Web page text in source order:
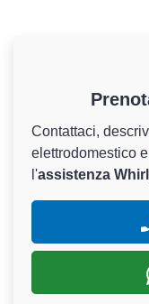
Contattaci,
elettrodomestico
l'assistenza